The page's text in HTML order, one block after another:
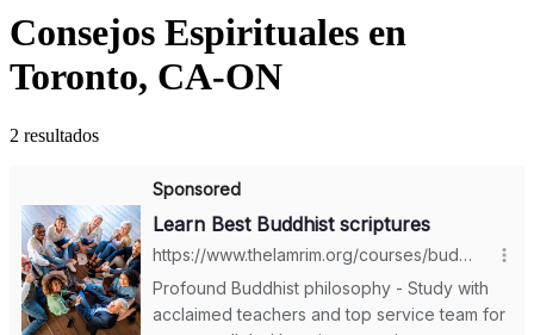
Consejos Espirituales en
Toronto, CA-ON
2 resultados